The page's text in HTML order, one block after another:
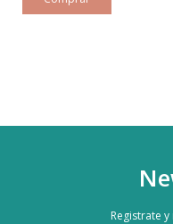
Registrate